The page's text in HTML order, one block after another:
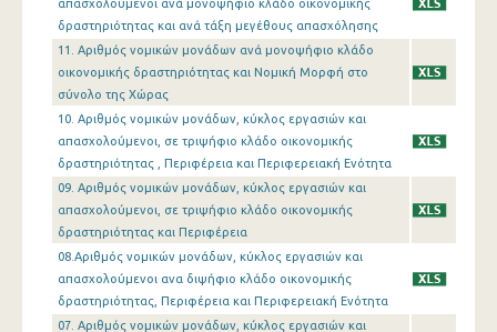
απασχολούμενοι ανά μονοψήφιο κλάδο οικονομικής
δραστηριότητας και ανά τάξη μεγέθους απασχόλησης
11. Αριθμός νομικών μονάδων ανά μονοψήφιο κλάδο
οικονομικής δραστηριότητας και Νομική Μορφή στο
σύνολο της Χώρας
10. Αριθμός νομικών μονάδων, κύκλος εργασιών και
απασχολούμενοι, σε τριψήφιο κλάδο οικονομικής
δραστηριότητας , Περιφέρεια και Περιφερειακή Ενότητα
09. Αριθμός νομικών μονάδων, κύκλος εργασιών και
απασχολούμενοι, σε τριψήφιο κλάδο οικονομικής
δραστηριότητας και Περιφέρεια
08.Αριθμός νομικών μονάδων, κύκλος εργασιών και
απασχολούμενοι ανα διψήφιο κλάδο οικονομικής
δραστηριότητας, Περιφέρεια και Περιφερειακή Ενότητα
07. Αριθμός νομικών μονάδων, κύκλος εργασιών και